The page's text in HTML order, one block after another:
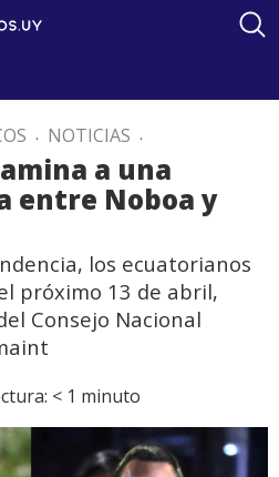
. NOTICIAS .
a una
entre Noboa y
los ecuatorianos
próximo 13 de abril,
Consejo Nacional
< 1 minuto